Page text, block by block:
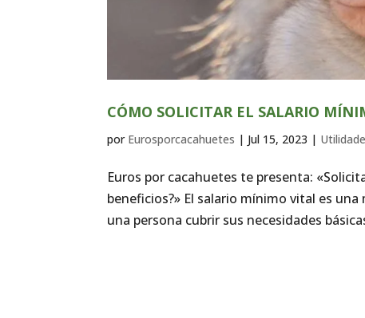
CÓMO SOLICITAR EL SALARIO
por Eurosporcacahuetes | Jul 15, 2023 |
Euros por cacahuetes te presenta:
beneficios?» El salario mínimo vital es
una persona cubrir sus necesidades